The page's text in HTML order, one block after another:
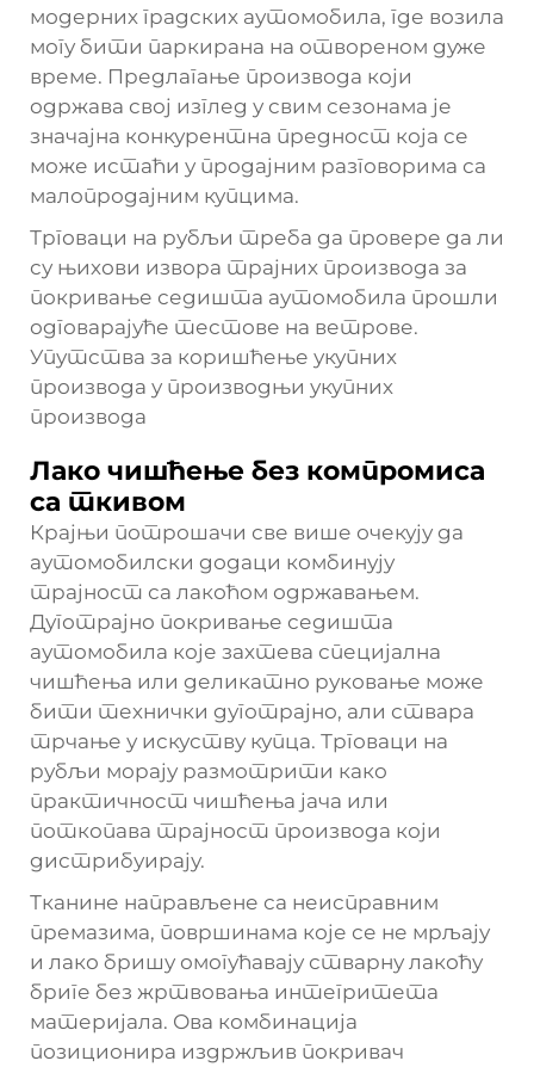
модерних градских аутомобила, где возила
могу бити паркирана на отвореном дуже
време. Предлагање производа који
одржава свој изглед у свим сезонама је
значајна конкурентна предност која се
може истаћи у продајним разговорима са
малопродајним купцима.
Трговаци на рубљи треба да провере да ли
су њихови извора трајних производа за
покривање седишта аутомобила прошли
одговарајуће тестове на ветрове.
Упутства за коришћење укупних
производа у производњи укупних
производа
Лако чишћење без компромиса
са ткивом
Крајњи потрошачи све више очекују да
аутомобилски додаци комбинују
трајност са лакоћом одржавањем.
Дуготрајно покривање седишта
аутомобила које захтева специјална
чишћења или деликатно руковање може
бити технички дуготрајно, али ствара
трчање у искуству купца. Трговаци на
рубљи морају размотрити како
практичност чишћења јача или
поткопава трајност производа који
дистрибуирају.
Тканине направљене са неисправним
премазима, површинама које се не мрљају
и лако бришу омогућавају стварну лакоћу
бриге без жртвовања интегритета
материјала. Ова комбинација
позиционира издржљив покривач